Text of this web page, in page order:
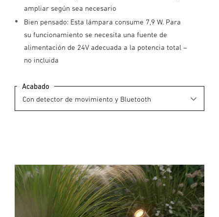
ampliar según sea necesario
Bien pensado: Esta lámpara consume 7,9 W. Para
su funcionamiento se necesita una fuente de
alimentación de 24V adecuada a la potencia total –
no incluida
Acabado